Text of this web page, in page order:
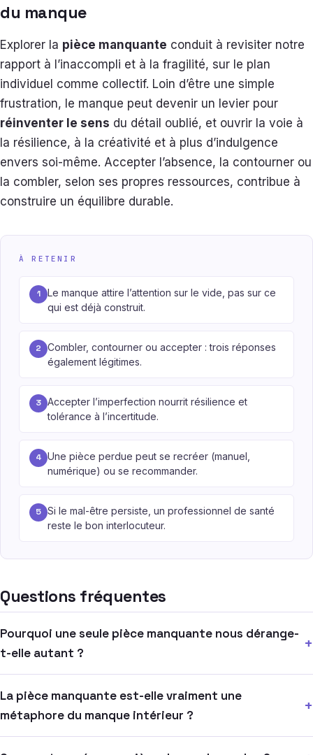
du manque
Explorer la pièce manquante conduit à revisiter notre
rapport à l’inaccompli et à la fragilité, sur le plan
individuel comme collectif. Loin d’être une simple
frustration, le manque peut devenir un levier pour
réinventer le sens du détail oublié, et ouvrir la voie à
la résilience, à la créativité et à plus d’indulgence
envers soi-même. Accepter l’absence, la contourner ou
la combler, selon ses propres ressources, contribue à
construire un équilibre durable.
À RETENIR
1
Le manque attire l’attention sur le vide, pas sur ce
qui est déjà construit.
2
Combler, contourner ou accepter : trois réponses
également légitimes.
3 Accepter l’imperfection nourrit résilience et
tolérance à l’incertitude.
4 Une pièce perdue peut se recréer (manuel,
numérique) ou se recommander.
5 Si le mal-être persiste, un professionnel de santé
reste le bon interlocuteur.
Questions fréquentes
Pourquoi une seule pièce manquante nous dérange-
t-elle autant ?
+
La pièce manquante est-elle vraiment une
métaphore du manque intérieur ?
+